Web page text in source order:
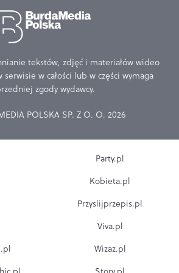
tekstów, zdjęć i materiałów wideo
w całości lub w części wymaga
zgody wydawcy.
POLSKA SP. Z O. O. 2026
Party.pl
Kobieta.pl
Przyslijprzepis.pl
Viva.pl
Wizaz.pl